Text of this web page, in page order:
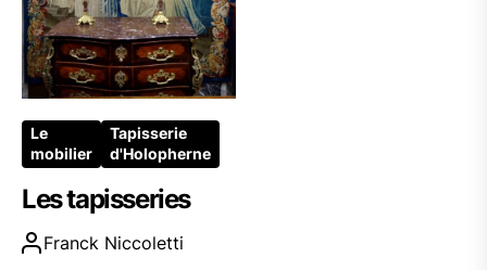
Le
mobilier
Tapisserie
d'Holopherne
Les tapisseries
Franck Niccoletti